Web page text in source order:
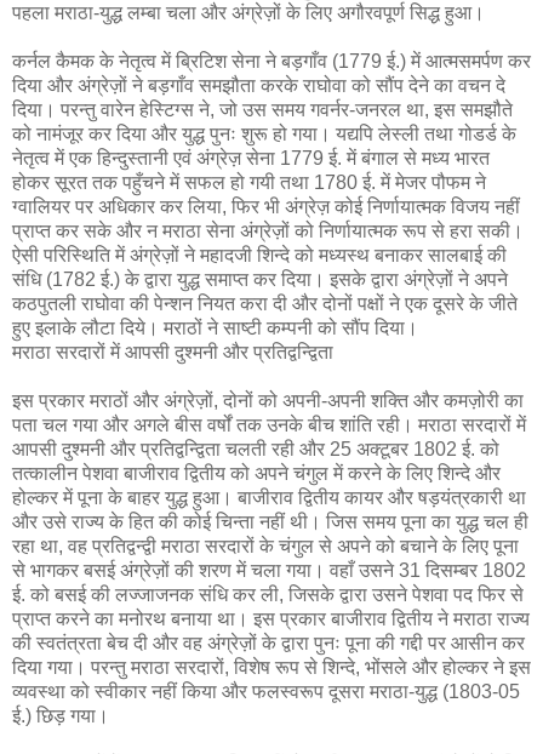
पहला मराठा-युद्ध लम्बा चला और अंग्रेज़ों के लिए अगौरवपूर्ण सिद्ध हुआ।
कर्नल कैमक के नेतृत्व में ब्रिटिश सेना ने बड़गाँव (1779 ई.) में आत्मसमर्पण कर
दिया और अंग्रेज़ों ने बड़गाँव समझौता करके राघोवा को सौंप देने का वचन दे
दिया। परन्तु वारेन हेस्टिग्स ने, जो उस समय गवर्नर-जनरल था, इस समझौते
को नामंजूर कर दिया और युद्ध पुनः शुरू हो गया। यद्यपि लेस्ली तथा गोडर्ड के
नेतृत्व में एक हिन्दुस्तानी एवं अंग्रेज़ सेना 1779 ई. में बंगाल से मध्य भारत
होकर सूरत तक पहुँचने में सफल हो गयी तथा 1780 ई. में मेजर पौफम ने
ग्वालियर पर अधिकार कर लिया, फिर भी अंग्रेज़ कोई निर्णायात्मक विजय नहीं
प्राप्त कर सके और न मराठा सेना अंग्रेज़ों को निर्णायात्मक रूप से हरा सकी।
ऐसी परिस्थिति में अंग्रेज़ों ने महादजी शिन्दे को मध्यस्थ बनाकर सालबाई की
संधि (1782 ई.) के द्वारा युद्ध समाप्त कर दिया। इसके द्वारा अंग्रेज़ों ने अपने
कठपुतली राघोवा की पेन्शन नियत करा दी और दोनों पक्षों ने एक दूसरे के जीते
हुए इलाके लौटा दिये। मराठों ने साष्टी कम्पनी को सौंप दिया।
मराठा सरदारों में आपसी दुश्मनी और प्रतिद्वन्द्विता
इस प्रकार मराठों और अंग्रेज़ों, दोनों को अपनी-अपनी शक्ति और कमज़ोरी का
पता चल गया और अगले बीस वर्षों तक उनके बीच शांति रही। मराठा सरदारों में
आपसी दुश्मनी और प्रतिद्वन्द्विता चलती रही और 25 अक्टूबर 1802 ई. को
तत्कालीन पेशवा बाजीराव द्वितीय को अपने चंगुल में करने के लिए शिन्दे और
होल्कर में पूना के बाहर युद्ध हुआ। बाजीराव द्वितीय कायर और षड़यंत्रकारी था
और उसे राज्य के हित की कोई चिन्ता नहीं थी। जिस समय पूना का युद्ध चल ही
रहा था, वह प्रतिद्वन्द्वी मराठा सरदारों के चंगुल से अपने को बचाने के लिए पूना
से भागकर बसई अंग्रेज़ों की शरण में चला गया। वहाँ उसने 31 दिसम्बर 1802
ई. को बसई की लज्जाजनक संधि कर ली, जिसके द्वारा उसने पेशवा पद फिर से
प्राप्त करने का मनोरथ बनाया था। इस प्रकार बाजीराव द्वितीय ने मराठा राज्य
की स्वतंत्रता बेच दी और वह अंग्रेज़ों के द्वारा पुनः पूना की गद्दी पर आसीन कर
दिया गया। परन्तु मराठा सरदारों, विशेष रूप से शिन्दे, भोंसले और होल्कर ने इस
व्यवस्था को स्वीकार नहीं किया और फलस्वरूप दूसरा मराठा-युद्ध (1803-05
ई.) छिड़ गया।